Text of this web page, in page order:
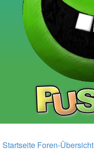
Startseite Foren-Übersicht